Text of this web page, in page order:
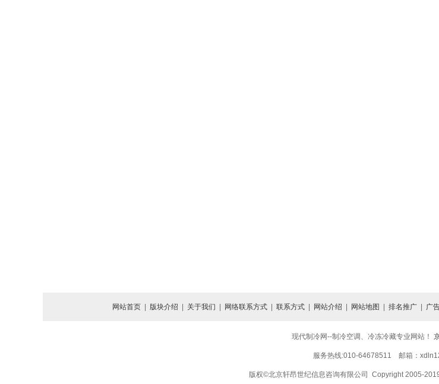
网站首页| 版块介绍 关于我们 网络联系方式| 联系方式| 网站介绍 网站地图 排名推广| 广
现代制冷网--制冷空调、冷冻冷藏专业网站！
服务热线:010-64678511 邮箱：
版权©北京轩昂世纪信息咨询有限公司 Copyright 2005-